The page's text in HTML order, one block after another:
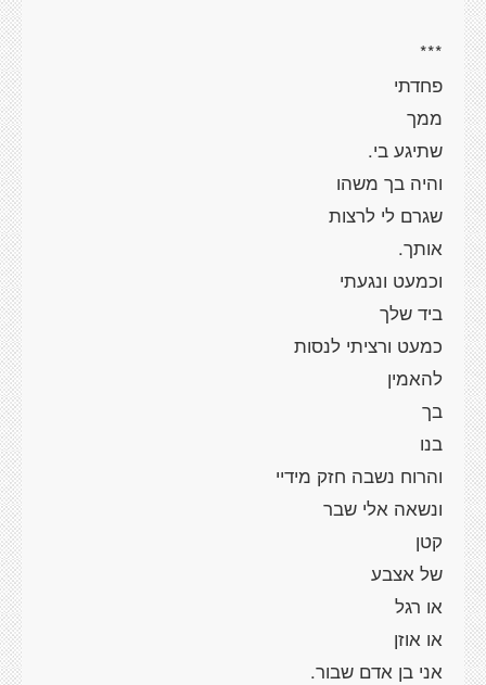
***
פחדתי
ממך
שתיגע בי.
והיה בך משהו
שגרם לי לרצות
אותך.
וכמעט ונגעתי
ביד שלך
כמעט ורציתי לנסות
להאמין
בך
בנו
והרוח נשבה חזק מידיי
ונשאה אלי שבר
קטן
של אצבע
או רגל
או אוזן
אני בן אדם שבור.